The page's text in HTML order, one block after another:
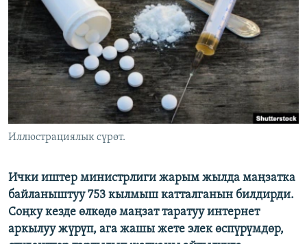
ЫҢГАЙСЫЗ СУРООЛОР
ЭЕ/АРнун бардык сайттары
Иллюстрациялык сүрөт.
Ички иштер министрлиги жарым жылда маңзатка
байланыштуу 753 кылмыш катталганын билдирди.
Соңку кезде өлкөдө маңзат таратуу интернет
аркылуу жүрүп, ага жашы жете элек өспүрүмдөр,